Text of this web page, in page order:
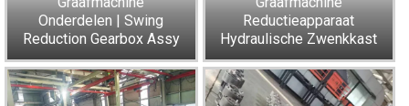
Onderdelen | Swing
Reduction Gearbox Assy
Reductieapparaat
Hydraulische Zwenkkast